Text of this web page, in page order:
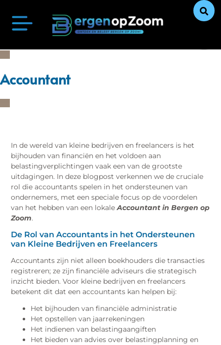
Accountant
In de wereld van kleine bedrijven en freelancers is het
bijhouden van financiën en het voldoen aan
belastingverplichtingen vaak een van de grootste
uitdagingen. In deze blogpost verkennen we de cruciale
rol die accountants spelen in het ondersteunen van
ondernemers, met een speciale focus op de voordelen
van het hebben van een lokaleAccountant in Bergen op
Zoom.
De Rol van Accountants in het Ondersteunen
van Kleine Bedrijven en Freelancers
Accountants zijn niet alleen boekhouders die transacties
registreren; ze zijn financiële adviseurs die strategisch
inzicht bieden. Voor kleine bedrijven en freelancers
betekent dit dat een accountants kan helpen bij:
Het bijhouden van financiële administratie
Het opstellen van jaarrekeningen
Het indienen van belastingaangiften
Het bieden van advies over belastingplanning en